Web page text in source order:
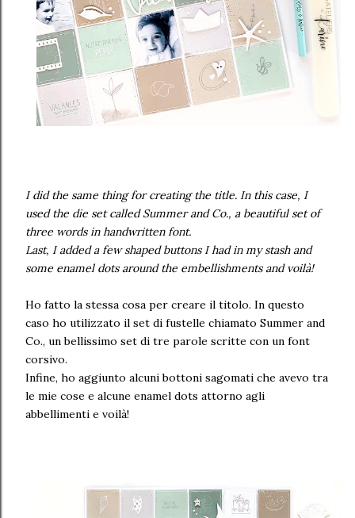
I did the same thing for creating the title. In this case, I
used the die set called Summer and Co., a beautiful set of
three words in handwritten font.
Last, I added a few shaped buttons I had in my stash and
some enamel dots around the embellishments and voilà!
Ho fatto la stessa cosa per creare il titolo. In questo
caso ho utilizzato il set di fustelle chiamato Summer and
Co., un bellissimo set di tre parole scritte con un font
corsivo.
Infine, ho aggiunto alcuni bottoni sagomati che avevo tra
le mie cose e alcune enamel dots attorno agli
abbellimenti e voilà!